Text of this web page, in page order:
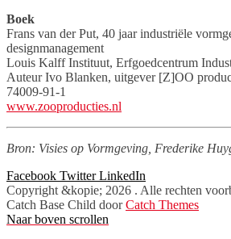
Boek
Frans van der Put, 40 jaar industriële
designmanagement
Louis Kalff Instituut, Erfgoedcentrum
Auteur Ivo Blanken, uitgever [Z]OO
74009-91-1
www.zooproducties.nl
Bron: Visies op Vormgeving, Frederike
Facebook Twitter LinkedIn
Copyright &kopie; 2026 . Alle rechten
Catch Base Child doorCatch Themes
Naar boven scrollen